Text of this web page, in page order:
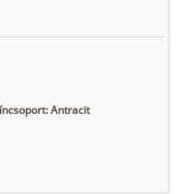
Antracit